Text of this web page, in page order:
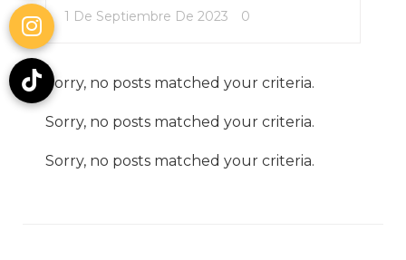
1 De Septiembre De 2023 0
Sorry, no posts matched your criteria.
Sorry, no posts matched your criteria.
Sorry, no posts matched your criteria.